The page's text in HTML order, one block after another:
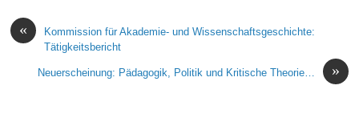
«
Kommission für Akademie- und Wissenschaftsgeschichte:
Tätigkeitsbericht
»
Neuerscheinung: Pädagogik, Politik und Kritische Theorie…